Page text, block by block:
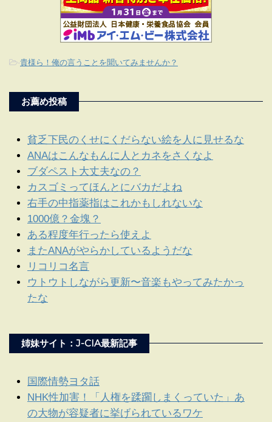
-貴様ら！俺の言うことを聞いてみませんか？
お薦め投稿
貧乏下民のくせにくだらない絵を人に見せるな
ANAはこんなもんに人とカネをさくなよ
ブダペスト大丈夫なの？
カスゴミってほんとにバカだよね
右手の中指薬指はこれかもしれないな
1000億？金塊？
ある程度年行ったら使えよ
またANAがやらかしているようだな
リコリコ名言
ウトウトしながら更新〜音楽もやってみたかっ
たな
姉妹サイト：J-CIA最新記事
国際情勢ヨタ話
NHK性加害！「人権を蹂躙しまくっていた」あ
の大物が容疑者に挙げられているワケ